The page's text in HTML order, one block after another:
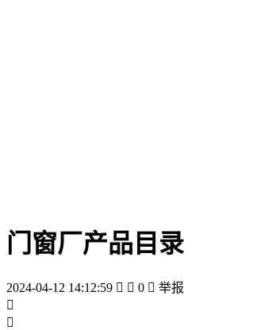
门窗厂产品目录
2024-04-12 14:12:59   0  举报

